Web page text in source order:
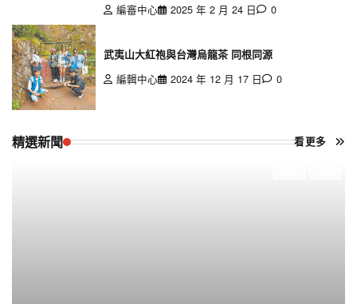
編審中心
2025 年 2 月 24 日 0
武夷山大紅袍與台灣烏龍茶 同根同源
編輯中心
2024 年 12 月 17 日 0
精選新聞 看更多